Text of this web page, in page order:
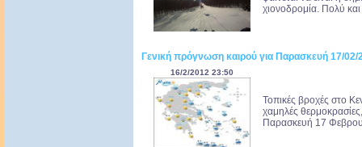
χιονοδρομία. Πολύ και
Γενική πρόγνωση καιρού για Παρασκευή 17/02/
16/2/2012 23:50
Τοπικές βροχές στο
χαμηλές
Παρασκευή 17